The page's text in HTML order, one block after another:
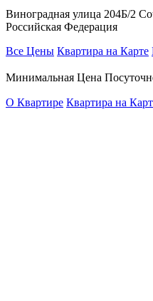
Виноградная улица 204Б/2
Российская Федерация
Все Цены Квартира на Карте
Минимальная Цена
О Квартире Квартира на